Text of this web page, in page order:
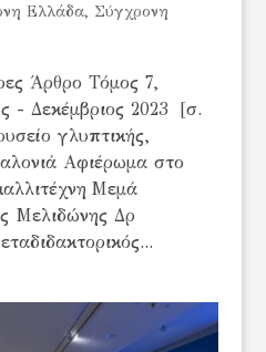
Ελλάδα, Σύγχρονη
Άρθρο Τόμος 7,
- Δεκέμβριος 2023 [σ.
γλυπτικής,
Αφιέρωμα στο
Μεμά
Μελιδώνης Δρ